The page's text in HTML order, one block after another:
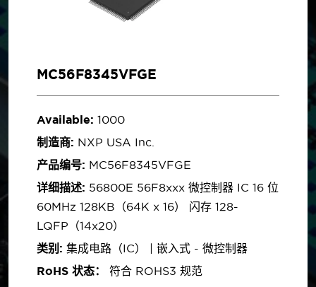
MC56F8345VFGE
Available: 1000
制造商: NXP USA Inc.
产品编号: MC56F8345VFGE
详细描述: 56800E 56F8xxx 微控制器 IC 16 位
60MHz 128KB（64K x 16） 闪存 128-
LQFP（14x20）
类别: 集成电路（IC） | 嵌入式 - 微控制器
RoHS 状态：
符合 ROHS3 规范